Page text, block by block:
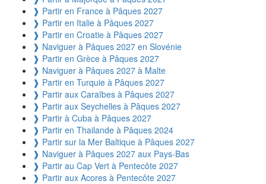
❱ Partir en France à Pâques 2027
❱ Partir en Italie à Pâques 2027
❱ Partir en Croatie à Pâques 2027
❱ Naviguer à Pâques 2027 en Slovénie
❱ Partir en Grèce à Pâques 2027
❱ Naviguer à Pâques 2027 à Malte
❱ Partir en Turquie à Pâques 2027
❱ Partir aux Caraïbes à Pâques 2027
❱ Partir aux Seychelles à Pâques 2027
❱ Partir à Cuba à Pâques 2027
❱ Partir en Thailande à Pâques 2024
❱ Partir sur la Mer Baltique à Pâques 2027
❱ Naviguer à Pâques 2027 aux Pays-Bas
❱ Partir au Cap Vert à Pentecôte 2027
❱ Partir aux Acores à Pentecôte 2027